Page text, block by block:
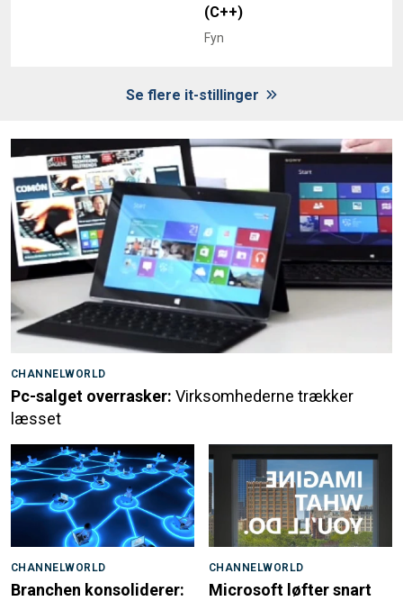
(C++)
Fyn
Se flere it-stillinger
CHANNELWORLD
Pc-salget overrasker: Virksomhederne trækker
læsset
CHANNELWORLD
Branchen konsoliderer:
CHANNELWORLD
Microsoft løfter snart